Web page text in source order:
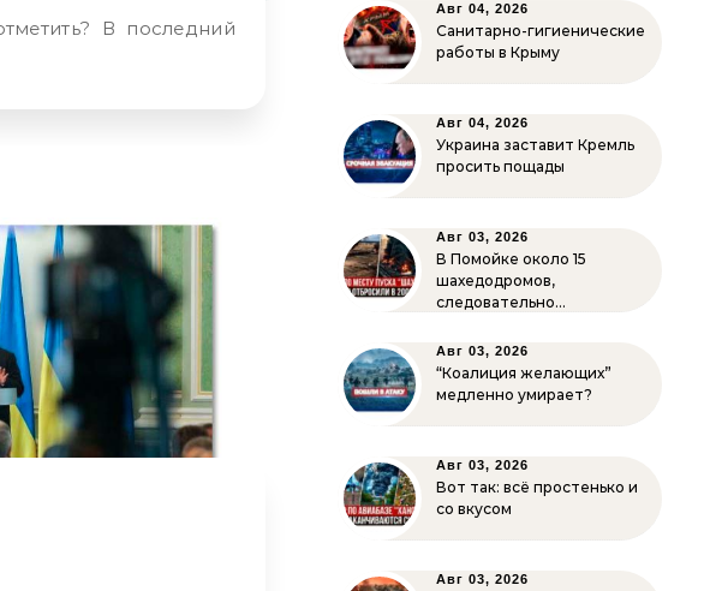
Авг 04, 2026
Санитарно-гигиенические
работы в Крыму
Авг 04, 2026
Украина заставит Кремль
просить пощады
Авг 03, 2026
В Помойке около 15
шахедодромов,
следовательно…
Авг 03, 2026
“Коалиция желающих”
медленно умирает?
Авг 03, 2026
Вот так: всё простенько и
со вкусом
Авг 03, 2026